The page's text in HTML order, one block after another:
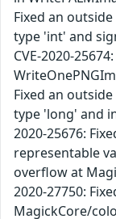
Fixed an
type 'int' and
CVE-2020-
Fixed an
type 'long' and
2020-25676:
representable
overflow at
2020-27750:
MagickCore/